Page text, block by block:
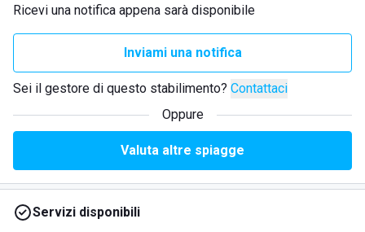
Ricevi una notifica appena sarà disponibile
Inviami una notifica
Sei il gestore di questo stabilimento? Contattaci
Oppure
Valuta altre spiagge
Servizi disponibili